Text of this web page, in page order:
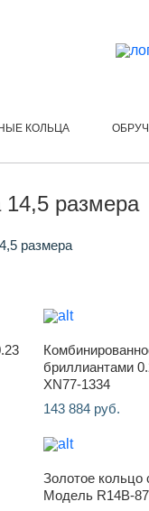
КОЛЬЦА
размера
размера
бриллиантами
XN77-1334
143 884 руб.
Золотое кольцо
Модель R14B-